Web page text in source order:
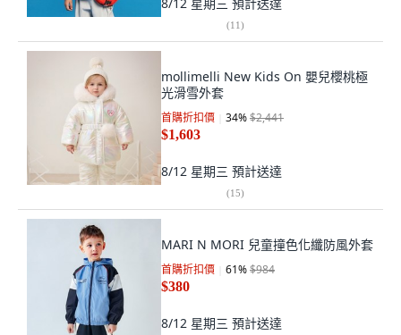
(11)
mollimelli New Kids On 嬰兒櫻桃極
光滑雪外套
首購折扣價 34%$2,441
$1,603
8/12 星期三 預計送達
(15)
MARI N MORI 兒童撞色化纖防風外套
首購折扣價 61%$984
$380
8/12 星期三 預計送達